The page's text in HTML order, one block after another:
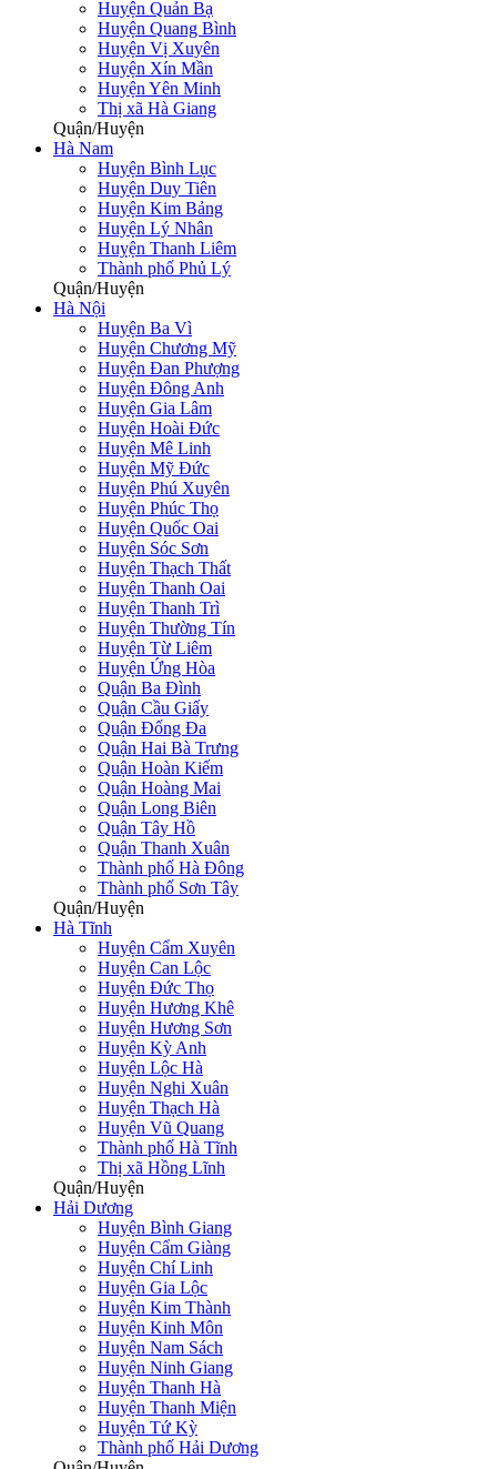
Huyện Quản Bạ
Huyện Quang Bình
Huyện Vị Xuyên
Huyện Xín Mần
Huyện Yên Minh
Thị xã Hà Giang
Quận/Huyện
Hà Nam
Huyện Bình Lục
Huyện Duy Tiên
Huyện Kim Bảng
Huyện Lý Nhân
Huỵện Thanh Liêm
Thành phố Phủ Lý
Quận/Huyện
Hà Nội
Huyện Ba Vì
Huyện Chương Mỹ
Huyện Đan Phượng
Huyện Đông Anh
Huyện Gia Lâm
Huyện Hoài Đức
Huyện Mê Linh
Huyện Mỹ Đức
Huyện Phú Xuyên
Huyện Phúc Thọ
Huyện Quốc Oai
Huyện Sóc Sơn
Huyện Thạch Thất
Huyện Thanh Oai
Huyện Thanh Trì
Huyện Thường Tín
Huyện Từ Liêm
Huyện Ứng Hòa
Quận Ba Đình
Quận Cầu Giấy
Quận Đống Đa
Quận Hai Bà Trưng
Quận Hoàn Kiếm
Quận Hoàng Mai
Quận Long Biên
Quận Tây Hồ
Quận Thanh Xuân
Thành phố Hà Đông
Thành phố Sơn Tây
Quận/Huyện
Hà Tĩnh
Huyện Cẩm Xuyên
Huyện Can Lộc
Huyện Đức Thọ
Huyện Hương Khê
Huyện Hương Sơn
Huyện Kỳ Anh
Huyện Lộc Hà
Huyện Nghi Xuân
Huyện Thạch Hà
Huyện Vũ Quang
Thành phố Hà Tĩnh
Thị xã Hồng Lĩnh
Quận/Huyện
Hải Dương
Huyện Bình Giang
Huyện Cẩm Giàng
Huyện Chí Linh
Huyện Gia Lộc
Huyện Kim Thành
Huyện Kinh Môn
Huyện Nam Sách
Huyện Ninh Giang
Huyện Thanh Hà
Huyện Thanh Miện
Huyện Tứ Kỳ
Thành phố Hải Dương